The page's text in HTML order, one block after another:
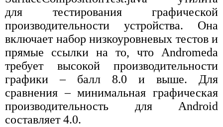
для тестирования графической
производительности устройства. Она
включает набор низкоуровневых тестов и
прямые ссылки на то, что Andromeda
требует высокой производительности
графики – балл 8.0 и выше. Для
сравнения – минимальная графическая
производительность для Android
составляет 4.0.